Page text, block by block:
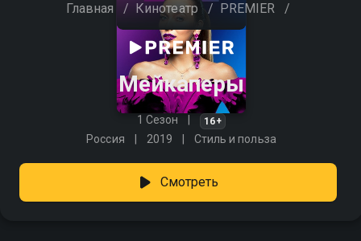
Главная / Кинотеатр / PREMIER /
Мейкаперы
1 Сезон 16+
Россия 2019 Стиль и польза
Смотреть